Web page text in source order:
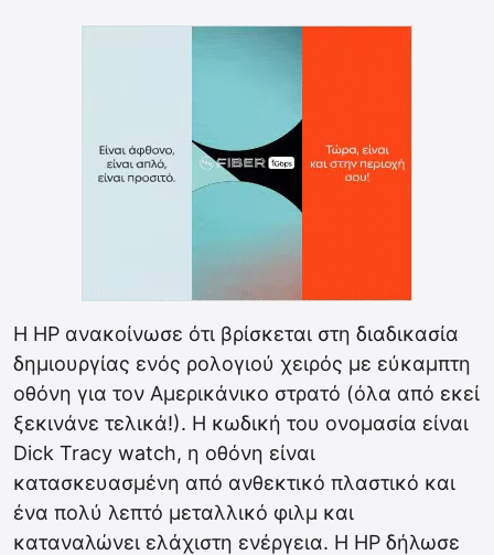
Η HP ανακοίνωσε ότι βρίσκεται στη διαδικασία
δημιουργίας ενός ρολογιού χειρός με εύκαμπτη
οθόνη για τον Αμερικάνικο στρατό (όλα από εκεί
ξεκινάνε τελικά!). Η κωδική του ονομασία είναι
Dick Tracy watch, η οθόνη είναι
κατασκευασμένη από ανθεκτικό πλαστικό και
ένα πολύ λεπτό μεταλλικό φιλμ και
καταναλώνει ελάχιστη ενέργεια. Η HP δήλωσε